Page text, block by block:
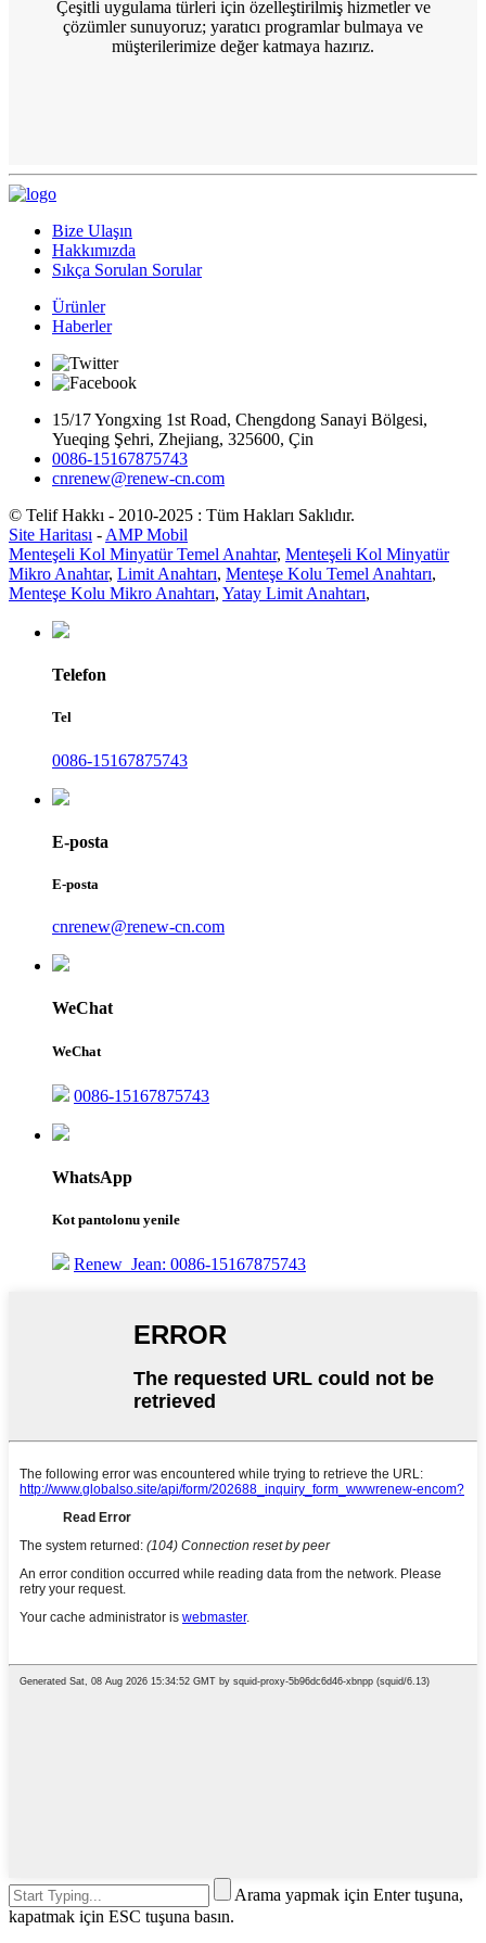
Çeşitli uygulama türleri için özelleştirilmiş hizmetler ve
çözümler sunuyoruz; yaratıcı programlar bulmaya ve
müşterilerimize değer katmaya hazırız.
Bize Ulaşın
Hakkımızda
Sıkça Sorulan Sorular
Ürünler
Haberler
15/17 Yongxing 1st Road, Chengdong Sanayi Bölgesi,
Yueqing Şehri, Zhejiang, 325600, Çin
0086-15167875743
cnrenew@renew-cn.com
© Telif Hakkı - 2010-2025 : Tüm Hakları Saklıdır.
Site Haritası - AMP Mobil
Menteşeli Kol Minyatür Temel Anahtar, Menteşeli Kol Minyatür
Mikro Anahtar, Limit Anahtarı, Menteşe Kolu Temel Anahtarı,
Menteşe Kolu Mikro Anahtarı, Yatay Limit Anahtarı,
Telefon
Tel
0086-15167875743
E-posta
E-posta
cnrenew@renew-cn.com
WeChat
WeChat
0086-15167875743
WhatsApp
Kot pantolonu yenile
Renew_Jean: 0086-15167875743
Arama yapmak için Enter tuşuna,
kapatmak için ESC tuşuna basın.